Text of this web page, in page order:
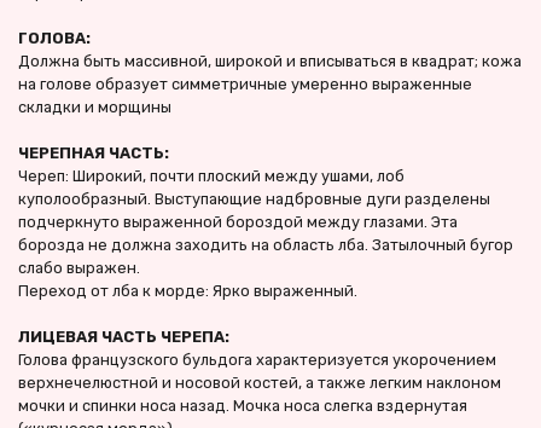
ГОЛОВА:
Должна быть массивной, широкой и вписываться в квадрат; кожа
на голове образует симметричные умеренно выраженные
складки и морщины
ЧЕРЕПНАЯ ЧАСТЬ:
Череп: Широкий, почти плоский между ушами, лоб
куполообразный. Выступающие надбровные дуги разделены
подчеркнуто выраженной бороздой между глазами. Эта
борозда не должна заходить на область лба. Затылочный бугор
слабо выражен.
Переход от лба к морде: Ярко выраженный.
ЛИЦЕВАЯ ЧАСТЬ ЧЕРЕПА:
Голова французского бульдога характеризуется укорочением
верхнечелюстной и носовой костей, а также легким наклоном
мочки и спинки носа назад. Мочка носа слегка вздернутая